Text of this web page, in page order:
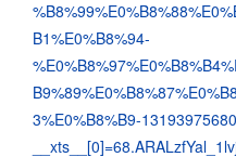
B1%E0%B8%94-
3%E0%B8%B9-